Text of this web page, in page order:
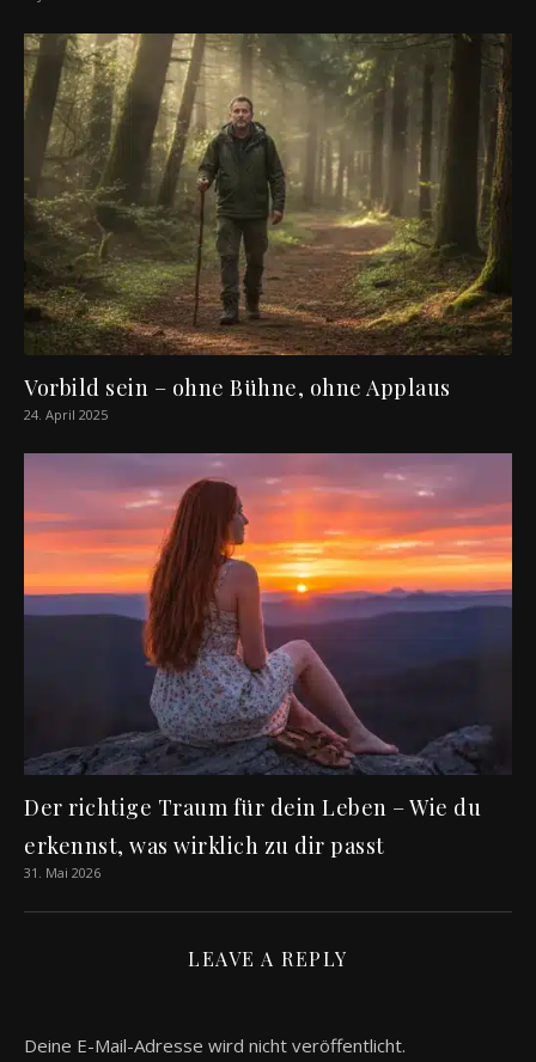
Vorbild sein – ohne Bühne, ohne Applaus
24. April 2025
Der richtige Traum für dein Leben – Wie du
erkennst, was wirklich zu dir passt
31. Mai 2026
LEAVE A REPLY
Deine E-Mail-Adresse wird nicht veröffentlicht.